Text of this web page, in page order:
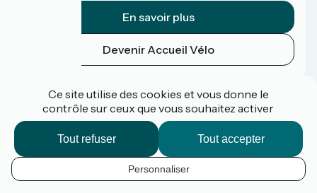
FR
En savoir plus
Devenir Accueil Vélo
Espace pro / presse
FAQ
Plan du site
Ce site utilise des cookies et vous donne le
contrôle sur ceux que vous souhaitez activer
Tout accepter
Tout refuser
Personnaliser